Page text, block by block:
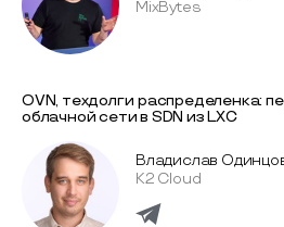
MixBytes
OVN, техдолг и распределенка:
облачной сети в SDN из LXC
Владислав
K2 Cloud